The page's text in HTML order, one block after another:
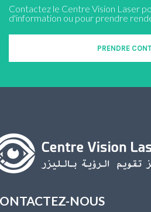
Contactez le Centre Vision Laser
d'information ou pour prendre
PRENDRE
NOUS